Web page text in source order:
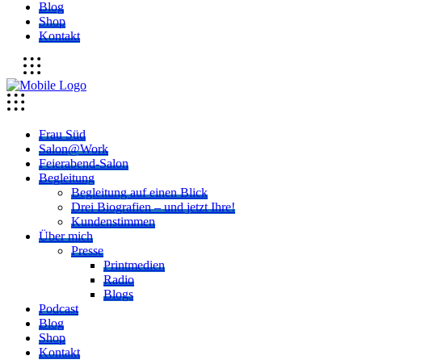
Blog
Shop
Kontakt
Frau Süd
Salon@Work
Feierabend-Salon
Begleitung
Begleitung auf einen Blick
Drei Biografien – und jetzt Ihre!
Kundenstimmen
Über mich
Presse
Printmedien
Radio
Blogs
Podcast
Blog
Shop
Kontakt